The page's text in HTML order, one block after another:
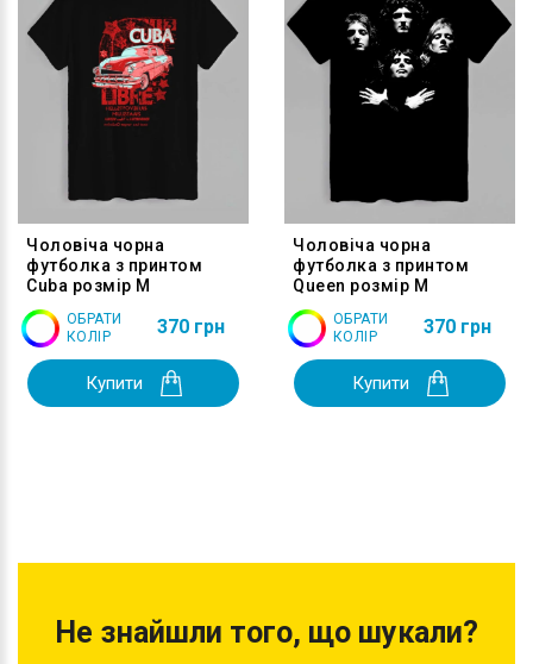
Чоловіча чорна
футболка з принтом
Cuba розмір M
ОБРАТИ
КОЛІР
370 грн
Купити
Чоловіча чорна
футболка з принтом
Queen розмір M
ОБРАТИ
КОЛІР
370 грн
Купити
Не знайшли того, що шукали?